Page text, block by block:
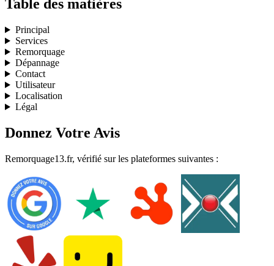
Table des matières
Principal
Services
Remorquage
Dépannage
Contact
Utilisateur
Localisation
Légal
Donnez Votre Avis
Remorquage13.fr, vérifié sur les plateformes suivantes :